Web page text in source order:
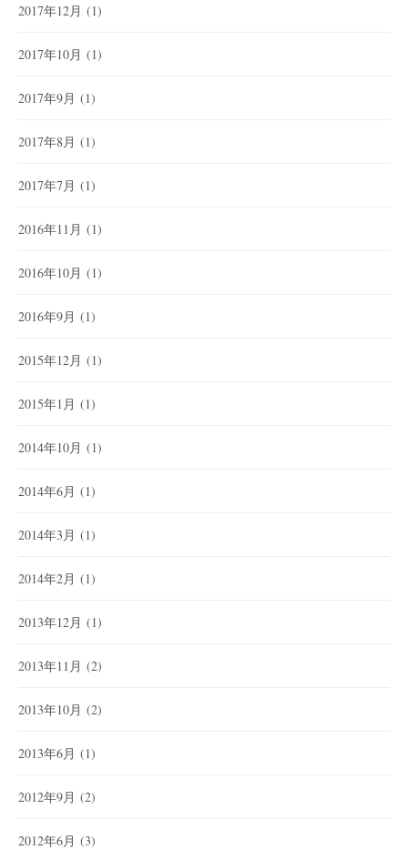
2017年12月 (1)
2017年10月 (1)
2017年9月 (1)
2017年8月 (1)
2017年7月 (1)
2016年11月 (1)
2016年10月 (1)
2016年9月 (1)
2015年12月 (1)
2015年1月 (1)
2014年10月 (1)
2014年6月 (1)
2014年3月 (1)
2014年2月 (1)
2013年12月 (1)
2013年11月 (2)
2013年10月 (2)
2013年6月 (1)
2012年9月 (2)
2012年6月 (3)